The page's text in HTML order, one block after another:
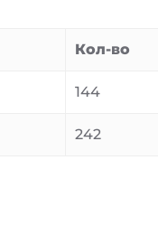
Кол-во
144
242